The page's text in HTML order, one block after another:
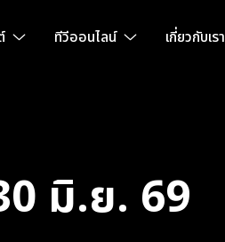
ทีวีออนไลน์ เกี่ยวกับเรา
มิ.ย. 69